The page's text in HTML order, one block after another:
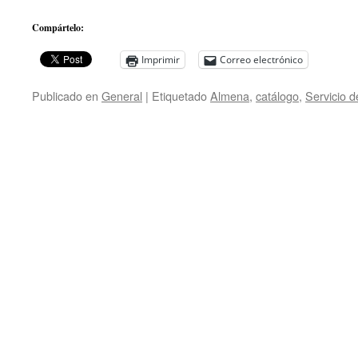
Compártelo:
Imprimir Correo electrónico
Publicado en General | EtiquetadoAlmena, catálogo, Servicio